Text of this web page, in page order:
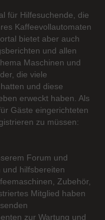
für Hilfesuchende, die
Kaffeevollautomaten
bietet aber auch
und allen
Maschinen und
die viele
und diese
erweckt haben. Als
Gäste eingerichteten
zu müssen:
Forum und
und hilfsbereiten
Zubehör,
Mitglied haben
zur Wartung und